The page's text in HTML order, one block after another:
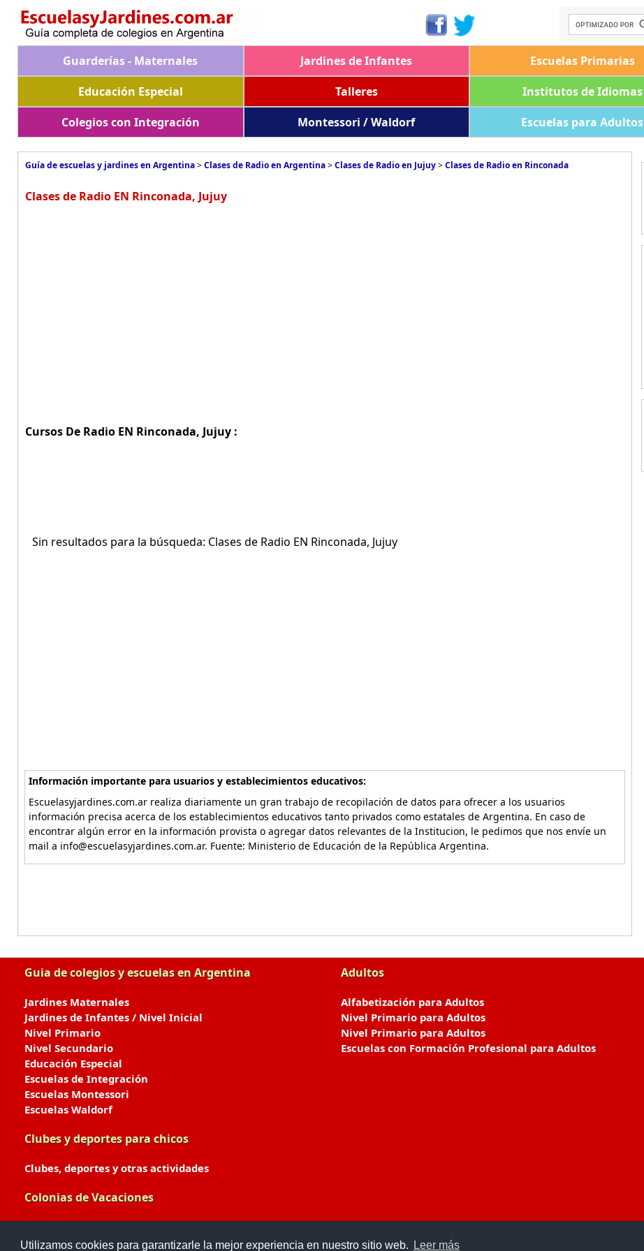
Utilizamos cookies para garantizarle la mejor experiencia en nuestro sitio web. Leer más
Guarderías - Maternales Jardines de Infantes Escuelas Primarias
Educación Especial
Talleres Institutos de Idiomas
Colegios con Integración
Montessori / Waldorf Escuelas para Adultos
Guía de escuelas y jardines en Argentina>Clases de Radio en Argentina>Clases de Radio en Jujuy>Clases de Radio en Rinconada
Clases de Radio EN Rinconada, Jujuy
Cursos De Radio EN Rinconada, Jujuy :
Sin resultados para la búsqueda: Clases de Radio EN Rinconada, Jujuy
Información importante para usuarios y establecimientos educativos:
Escuelasyjardines.com.ar realiza diariamente un gran trabajo de recopilación de datos para ofrecer a los usuarios
información precisa acerca de los establecimientos educativos tanto privados como estatales de Argentina. En caso de
encontrar algún error en la información provista o agregar datos relevantes de la Institucion, le pedimos que nos envíe un
mail a info@escuelasyjardines.com.ar. Fuente: Ministerio de Educación de la República Argentina.
Guia de colegios y escuelas en Argentina
Jardines Maternales
Jardines de Infantes / Nivel Inicial
Nivel Primario
Nivel Secundario
Educación Especial
Escuelas de Integración
Escuelas Montessori
Escuelas Waldorf
Clubes y deportes para chicos
Clubes, deportes y otras actividades
Colonias de Vacaciones
Adultos
Alfabetización para Adultos
Nivel Primario para Adultos
Nivel Primario para Adultos
Escuelas con Formación Profesional para Adultos